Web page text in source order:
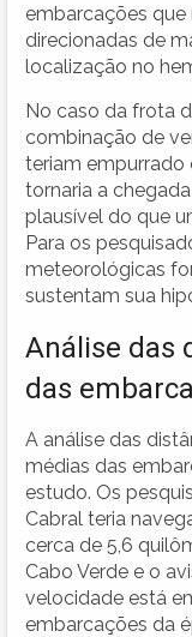
embarcações
direcionadas de
localização no
No caso da frota
combinação de
teriam empurrado
tornaria a
plausível do que
Para os
meteorológicas
sustentam sua
Análise das
das
A análise das
médias das
estudo. Os
Cabral teria
cerca de 5,6
Cabo Verde e o
velocidade está
embarcações da